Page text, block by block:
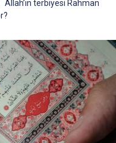
Allah’ın terbiyesi Rahman